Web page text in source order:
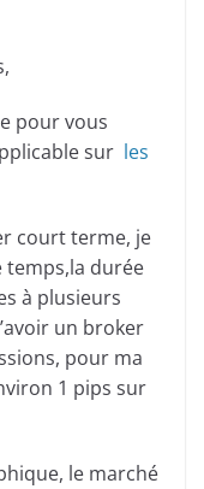
pour vous
sur les
court terme, je
temps,la durée
à plusieurs
un broker
pour ma
1 pips sur
le marché